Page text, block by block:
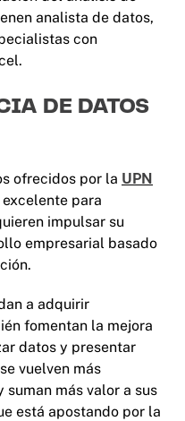
analista de datos,
con
DE DATOS
ofrecidos por la UPN
para
impulsar su
empresarial basado
a adquirir
fomentan la mejora
datos y presentar
vuelven más
más valor a sus
está apostando por la